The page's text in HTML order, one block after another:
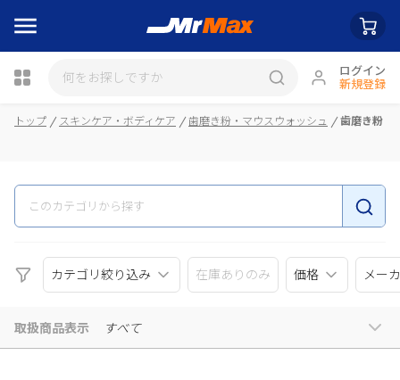
ログイン
新規登録
瓶詰
トップ スキンケア・ボディケア 歯磨き粉・マウスウォッシュ 歯磨き粉
カテゴリ絞り込み 在庫ありのみ 価格 メー
取扱商品表示 すべて